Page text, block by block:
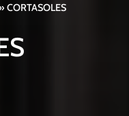
CORTASOLES